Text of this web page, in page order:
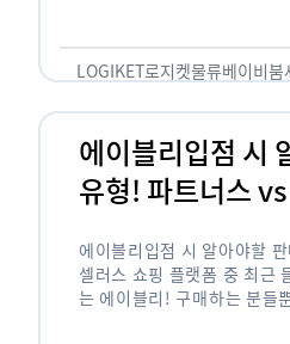
오고 있습니다. 하지만 사회
LOGIKET로지켓물류베이비붐
에이블리입점 시
유형! 파트너스
에이블리입점 시 알아야할
셀러스 쇼핑 플랫폼 중 최근
는 에이블리! 구매하는 분들